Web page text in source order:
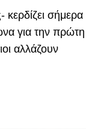
σήμερα
για την πρώτη
αλλάζουν